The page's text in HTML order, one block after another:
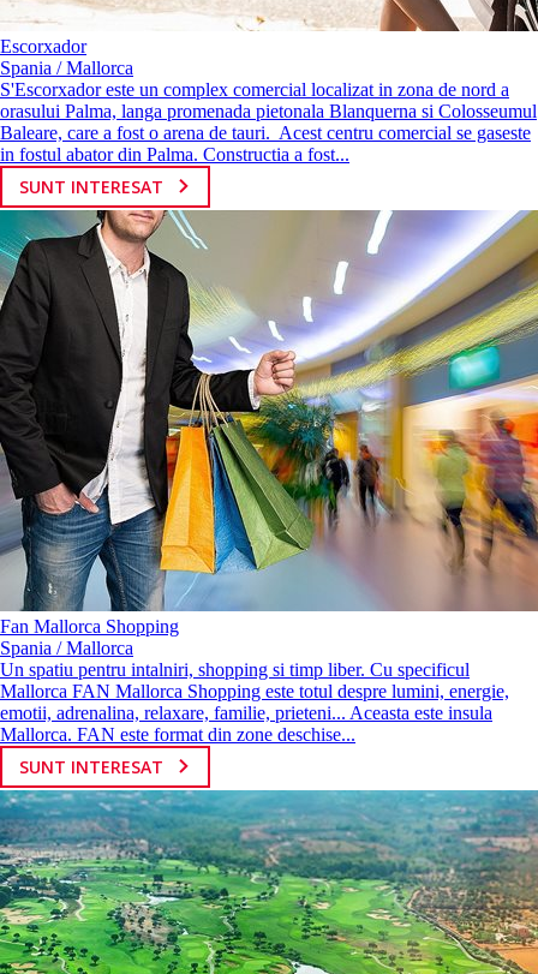
Escorxador
Spania / Mallorca
S'Escorxador este un complex comercial localizat in zona de nord a
orasului Palma, langa promenada pietonala Blanquerna si Colosseumul
Baleare, care a fost o arena de tauri. Acest centru comercial se gaseste
in fostul abator din Palma. Constructia a fost...
SUNT INTERESAT
Fan Mallorca Shopping
Spania / Mallorca
Un spatiu pentru intalniri, shopping si timp liber. Cu specificul
Mallorca FAN Mallorca Shopping este totul despre lumini, energie,
emotii, adrenalina, relaxare, familie, prieteni... Aceasta este insula
Mallorca. FAN este format din zone deschise...
SUNT INTERESAT